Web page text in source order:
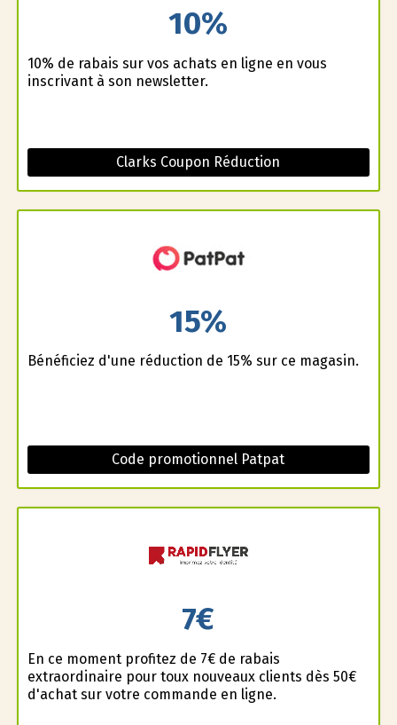
10%
10% de rabais sur vos achats en ligne en vous
inscrivant à son newsletter.
Clarks Coupon Réduction
15%
Bénéficiez d'une réduction de 15% sur ce magasin.
Code promotionnel Patpat
7€
En ce moment profitez de 7€ de rabais
extraordinaire pour toux nouveaux clients dès 50€
d'achat sur votre commande en ligne.